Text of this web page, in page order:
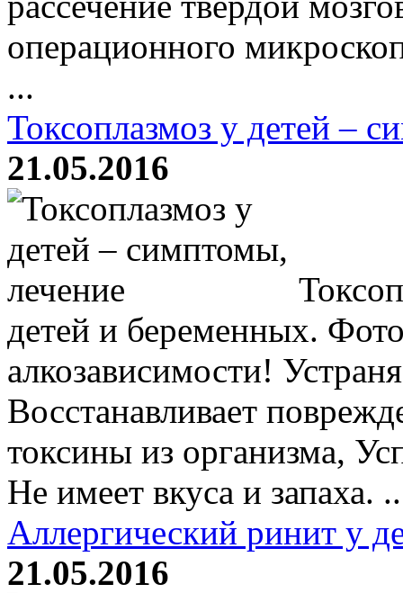
операционного
...
Токсоплазмоз у детей –
21.05.2016
детей и беременных.
алкозависимости!
Восстанавливает
токсины из организма,
Не имеет вкуса и запаха.
Аллергический ринит у
21.05.2016